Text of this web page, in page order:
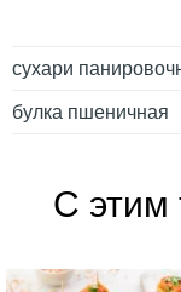
сухари
булка пшеничная
С этим